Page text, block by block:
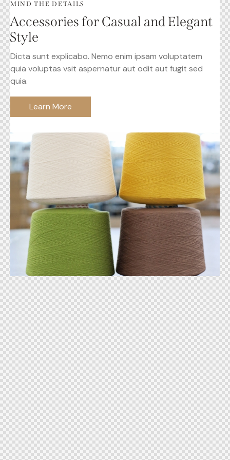
MIND THE DETAILS
Accessories for Casual and Elegant
Style
Dicta sunt explicabo. Nemo enim ipsam voluptatem
quia voluptas vsit aspernatur aut odit aut fugit sed
quia.
Learn More